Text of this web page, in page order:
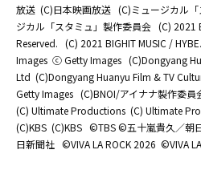
放送 (C)日本映画放送 (C)ミュージカル
ジカル「スタミュ」製作委員会 (C) 2021
Reserved. (C) 2021 BIGHIT MUSIC /
Images ⓒ Getty Images (C)Dongyang
Ltd (C)Dongyang Huanyu Film & TV
Getty Images (C)BNOI/アイナナ製作委員
(C) Ultimate Productions (C) Ultimate
(C)KBS (C)KBS ©TBS ©五十嵐貴久／朝
日新聞社 ©️VIVA LA ROCK 2026 ©️VIVA